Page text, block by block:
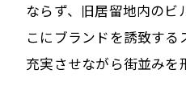
ならず、旧居留地内のビ
こにブランドを誘致する
充実させながら街並みを